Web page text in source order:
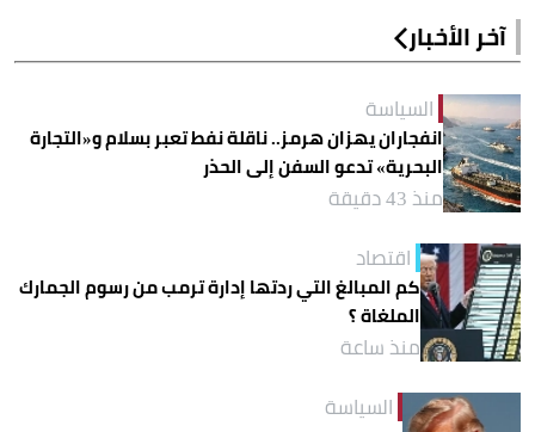
آخر الأخبار
السياسة
انفجاران يهزان هرمز.. ناقلة نفط تعبر بسلام و«التجارة
البحرية» تدعو السفن إلى الحذر
منذ 43 دقيقة
اقتصاد
كم المبالغ التي ردتها إدارة ترمب من رسوم الجمارك
الملغاة ؟
منذ ساعة
السياسة